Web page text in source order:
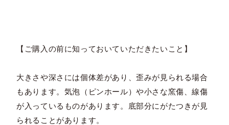
【ご購入の前に知っておいていただきたいこと】
大きさや深さには個体差があり、歪みが見られる場合
もあります。気泡（ピンホール）や小さな窯傷、線傷
が入っているものがあります。底部分にがたつきが見
られることがあります。